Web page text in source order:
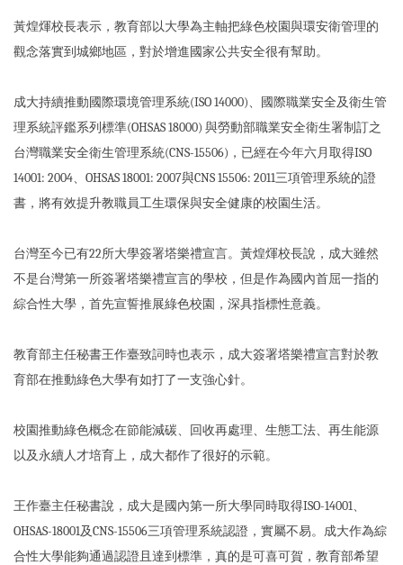
黃煌煇校長表示，教育部以大學為主軸把綠色校園與環安衛管理的
觀念落實到城鄉地區，對於增進國家公共安全很有幫助。
成大持續推動國際環境管理系統(ISO 14000)、國際職業安全及衛生管
理系統評鑑系列標準(OHSAS 18000) 與勞動部職業安全衛生署制訂之
台灣職業安全衛生管理系統(CNS-15506)，已經在今年六月取得ISO
14001: 2004、OHSAS 18001: 2007與CNS 15506: 2011三項管理系統的證
書，將有效提升教職員工生環保與安全健康的校園生活。
台灣至今已有22所大學簽署塔樂禮宣言。黃煌煇校長說，成大雖然
不是台灣第一所簽署塔樂禮宣言的學校，但是作為國內首屈一指的
綜合性大學，首先宣誓推展綠色校園，深具指標性意義。
教育部主任秘書王作臺致詞時也表示，成大簽署塔樂禮宣言對於教
育部在推動綠色大學有如打了一支強心針。
校園推動綠色概念在節能減碳、回收再處理、生態工法、再生能源
以及永續人才培育上，成大都作了很好的示範。
王作臺主任秘書說，成大是國內第一所大學同時取得ISO-14001、
OHSAS-18001及CNS-15506三項管理系統認證，實屬不易。成大作為綜
合性大學能夠通過認證且達到標準，真的是可喜可賀，教育部希望